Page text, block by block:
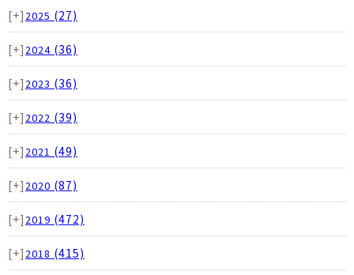
[+] 2025 (27)
[+] 2024 (36)
[+] 2023 (36)
[+] 2022 (39)
[+] 2021 (49)
[+] 2020 (87)
[+] 2019 (472)
[+] 2018 (415)